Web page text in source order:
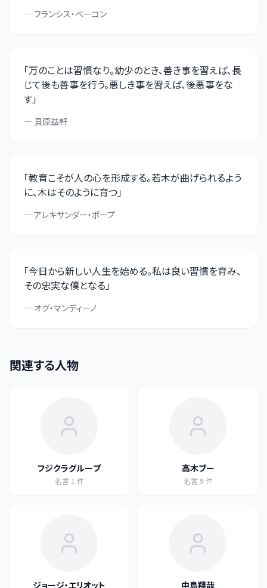
— フランシス・ベーコン
「万のことは習慣なり。幼少のとき、善き事を習えば、長
じて後も善事を行う。悪しき事を習えば、後悪事をな
す」
— 貝原益軒
「教育こそが人の心を形成する。若木が曲げられるよう
に、木はそのように育つ」
— アレキサンダー・ポープ
「今日から新しい人生を始める。私は良い習慣を育み、
その忠実な僕となる」
— オグ・マンディーノ
関連する人物
フジクラグループ
名言 1 件
高木ブー
名言 9 件
ジョージ・エリオット 中島翔哉